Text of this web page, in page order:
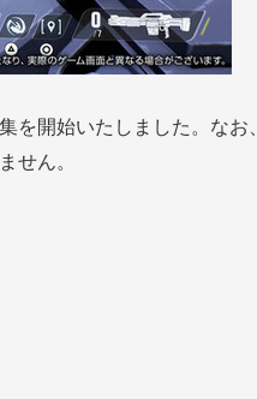
を開始いたしました。なお
せん。